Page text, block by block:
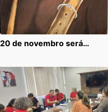
20 de novembro será…